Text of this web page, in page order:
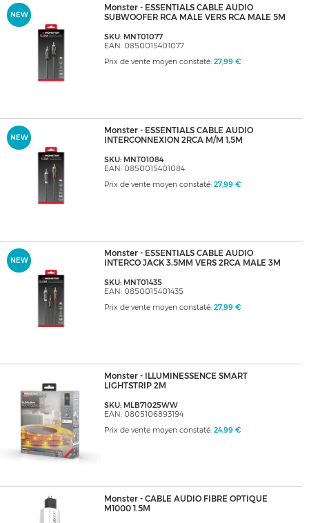
NEW
Monster - ESSENTIALS CABLE AUDIO
SUBWOOFER RCA MALE VERS RCA MALE 5M
SKU: MNT01077
EAN: 0850015401077
Prix de vente moyen constaté: 27,99 €
NEW
Monster - ESSENTIALS CABLE AUDIO
INTERCONNEXION 2RCA M/M 1,5M
SKU: MNT01084
EAN: 0850015401084
Prix de vente moyen constaté: 27,99 €
NEW
Monster - ESSENTIALS CABLE AUDIO
INTERCO JACK 3,5MM VERS 2RCA MALE 3M
SKU: MNT01435
EAN: 0850015401435
Prix de vente moyen constaté: 27,99 €
Monster - ILLUMINESSENCE SMART
LIGHTSTRIP 2M
SKU: MLB71025WW
EAN: 0805106893194
Prix de vente moyen constaté: 24,99 €
Monster - CABLE AUDIO FIBRE OPTIQUE
M1000 1.5M